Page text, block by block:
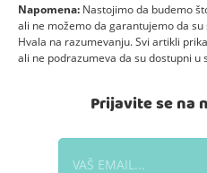
Napomena: Nastojimo da budemo
ali ne možemo da garantujemo da
Hvala na razumevanju. Svi artikli
ali ne podrazumeva da su dostupni u
Prijavite se na